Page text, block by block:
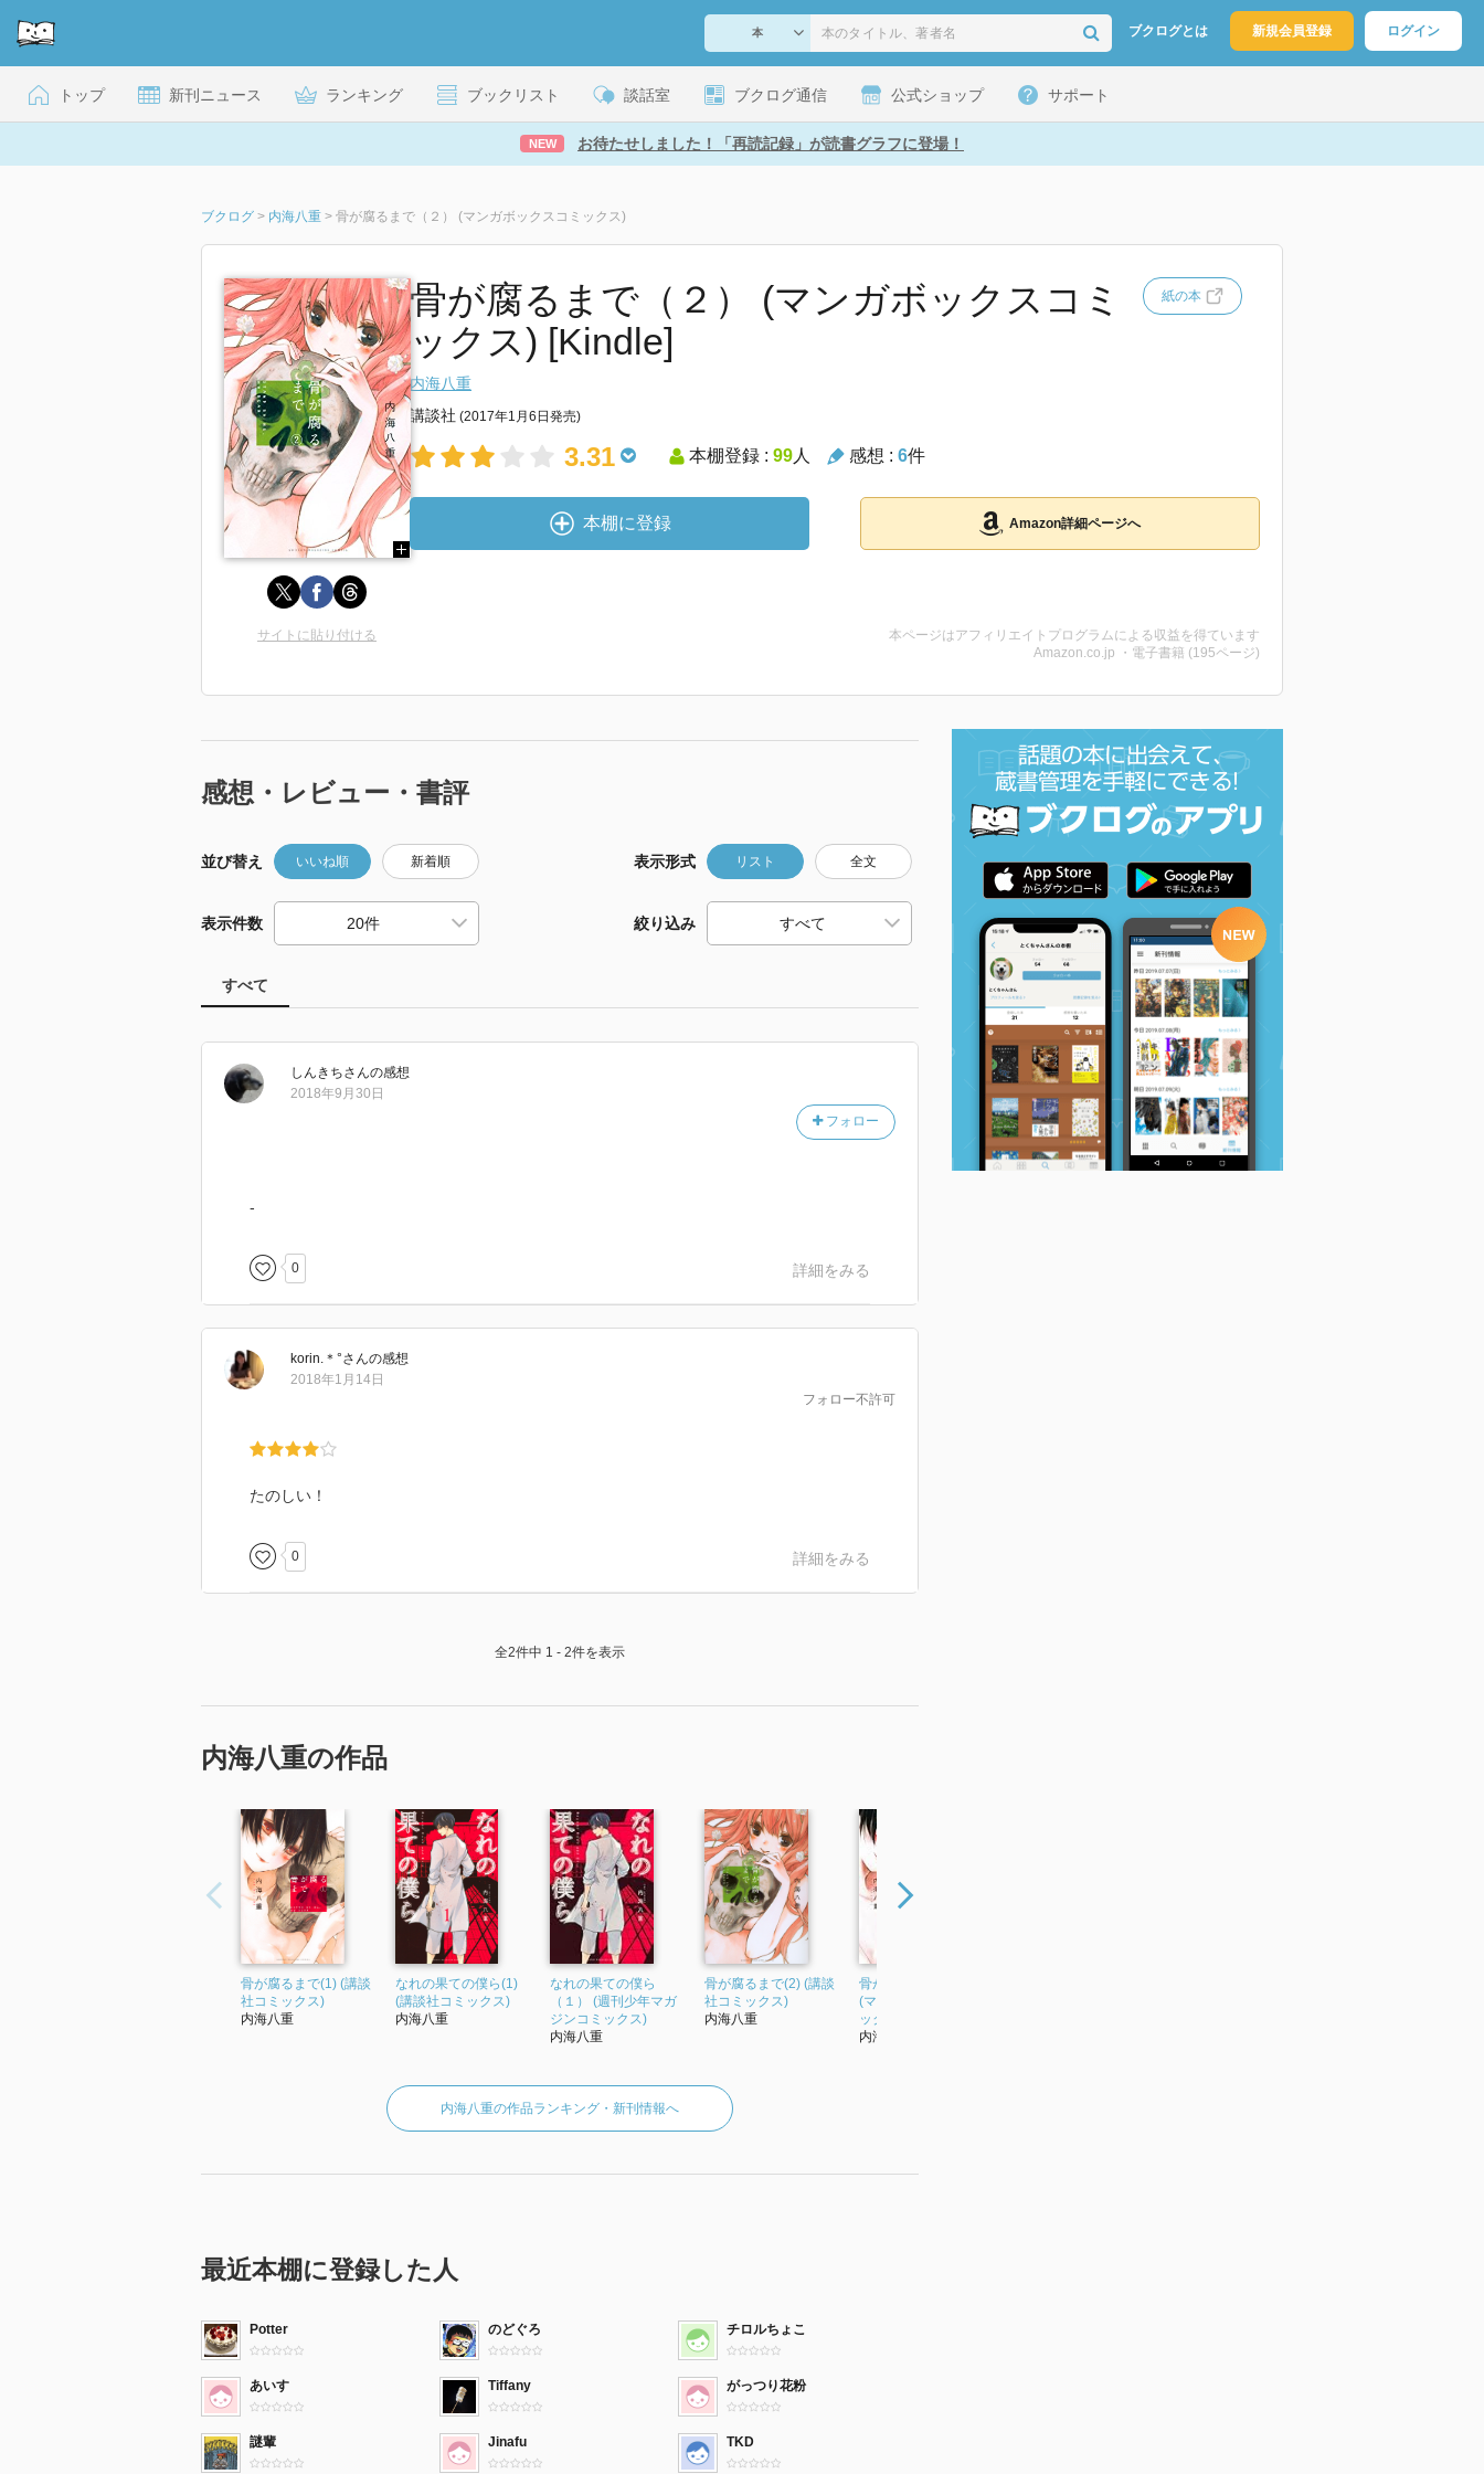
ブクログとは 新規会員登録 ログイン
トップ 新刊ニュース ランキング ブックリスト 談話室 ブクログ通信 公式ショップ サポート
NEW お待たせしました！「再読記録」が読書グラフに登場！
ブクログ > 内海八重 > 骨が腐るまで（２） (マンガボックスコミックス)
骨が腐るまで（２） (マンガボックスコミ
ックス) [Kindle]
紙の本
内海八重
講談社 (2017年1月6日発売)
3.31 本棚登録 : 99人 感想 : 6件
本棚に登録 Amazon詳細ページへ
サイトに貼り付ける
本ページはアフィリエイトプログラムによる収益を得ています
Amazon.co.jp ・電子書籍 (195ページ)
感想・レビュー・書評
並び替え いいね順 新着順 表示形式 リスト 全文
表示件数 絞り込み
すべて
しんきちさんの感想
フォロー
2018年9月30日
-
0 詳細をみる
korin.＊°さんの感想
フォロー不許可
2018年1月14日
たのしい！
0 詳細をみる
全2件中 1 - 2件を表示
内海八重の作品
骨が腐るまで(1) (講談
社コミックス)
内海八重
なれの果ての僕ら(1)
(講談社コミックス)
内海八重
なれの果ての僕ら
（１） (週刊少年マガ
ジンコミックス)
内海八重
骨が腐るまで(2) (講談
社コミックス)
内海八重
骨が腐るまで（１）
(マンガボックスコミ
ックス)
内海八重
内海八重の作品ランキング・新刊情報へ
最近本棚に登録した人
Potter のどぐろ チロルちょこ
あいす Tiffany がっつり花粉
謎輩 Jinafu TKD